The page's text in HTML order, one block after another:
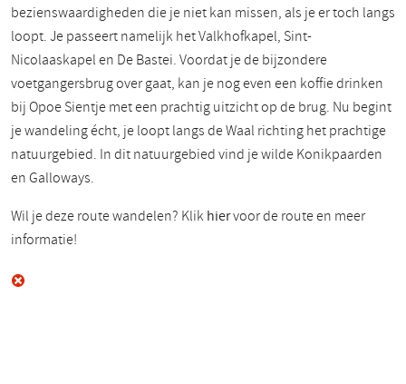
bezienswaardigheden die je niet kan missen, als je er toch langs
loopt. Je passeert namelijk het Valkhofkapel, Sint-
Nicolaaskapel en De Bastei. Voordat je de bijzondere
voetgangersbrug over gaat, kan je nog even een koffie drinken
bij Opoe Sientje met een prachtig uitzicht op de brug. Nu begint
je wandeling écht, je loopt langs de Waal richting het prachtige
natuurgebied. In dit natuurgebied vind je wilde Konikpaarden
en Galloways.
Wil je deze route wandelen? Klik hiervoor de route en meer
informatie!